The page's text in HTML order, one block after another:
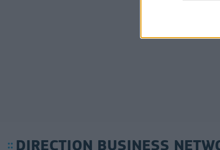
DIRECTION BUSINESS